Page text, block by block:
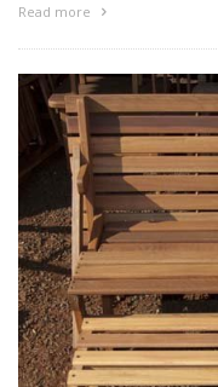
Read more